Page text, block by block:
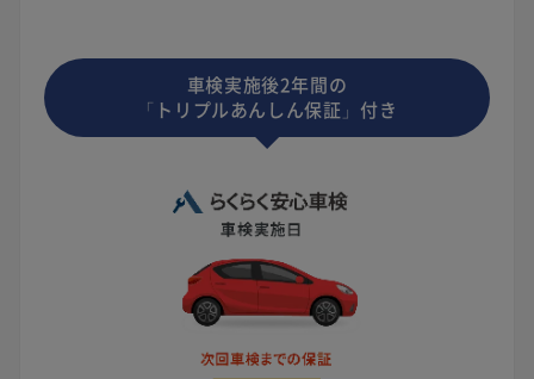
車検実施後2年間の
「トリプルあんしん保証」付き